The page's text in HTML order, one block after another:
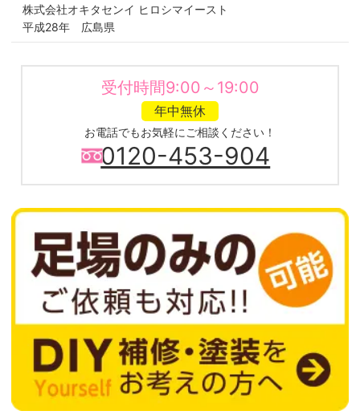
株式会社オキタセンイ ヒロシマイースト
平成28年
広島県
受付時間9:00～19:00
年中無休
お電話でもお気軽にご相談ください！
0120-453-904